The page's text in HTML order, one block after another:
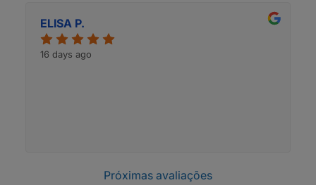
ELISA P.
16 days ago
Próximas avaliações